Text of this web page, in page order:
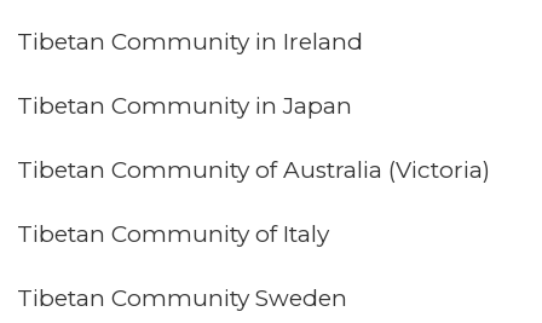
Tibetan Community in Ireland
Tibetan Community in Japan
Tibetan Community of Australia (Victoria)
Tibetan Community of Italy
Tibetan Community Sweden